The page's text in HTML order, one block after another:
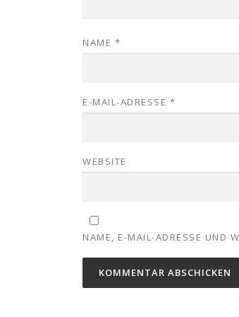
NAME *
E-MAIL-ADRESSE *
WEBSITE
NAME, E-MAIL-ADRESSE UND